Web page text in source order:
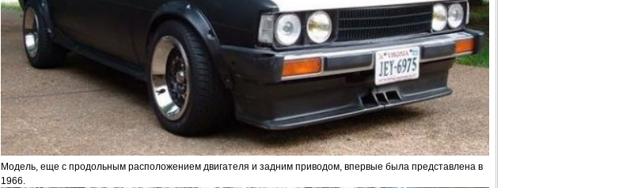
Модель, еще с продольным расположением двигателя и задним приводом, впервые была представлена в
1966.